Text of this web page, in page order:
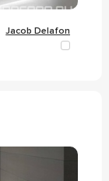
Jacob Delafon